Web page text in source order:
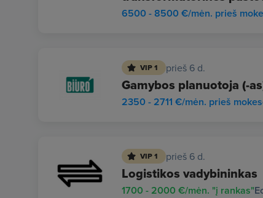
6500 - 8500 €/mėn. prieš
VIP 1 prieš 6 d.
Gamybos planuotoja (-
2350 - 2711 €/mėn. prieš
VIP 1 prieš 6 d.
Logistikos vadybininkas
1700 - 2000 €/mėn. "į rankas"